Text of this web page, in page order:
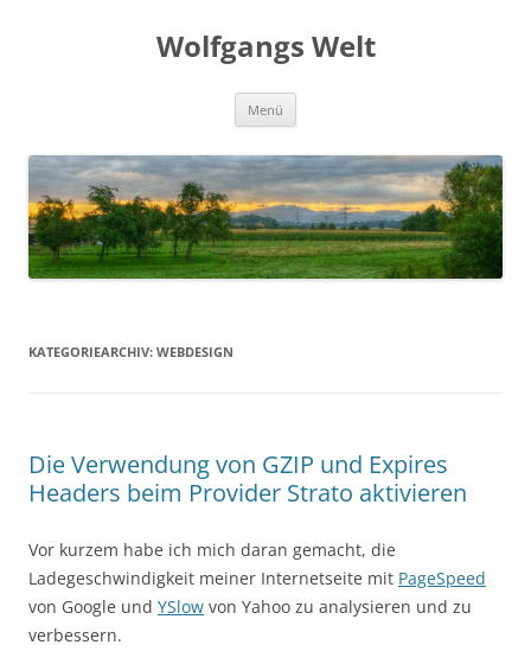
Wolfgangs Welt
Menü
KATEGORIEARCHIV: WEBDESIGN
Die Verwendung von GZIP und Expires
Headers beim Provider Strato aktivieren
Vor kurzem habe ich mich daran gemacht, die
Ladegeschwindigkeit meiner Internetseite mit PageSpeed
von Google und YSlow von Yahoo zu analysieren und zu
verbessern.